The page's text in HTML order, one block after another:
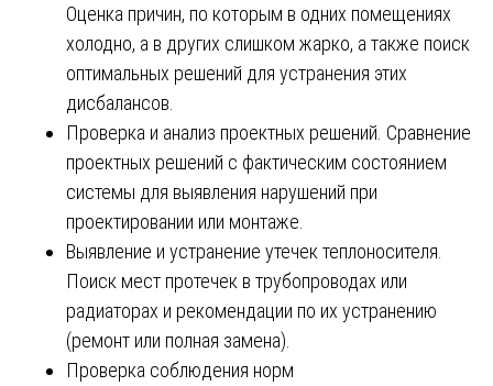
Оценка причин, по которым в одних помещениях
холодно, а в других слишком жарко, а также поиск
оптимальных решений для устранения этих
дисбалансов.
Проверка и анализ проектных решений. Сравнение
проектных решений с фактическим состоянием
системы для выявления нарушений при
проектировании или монтаже.
Выявление и устранение утечек теплоносителя.
Поиск мест протечек в трубопроводах или
радиаторах и рекомендации по их устранению
(ремонт или полная замена).
Проверка соблюдения норм